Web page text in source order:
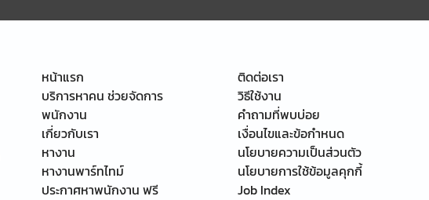
หน้าแรก
บริการหาคน ช่วยจัดการ
พนักงาน
เกี่ยวกับเรา
หางาน
หางานพาร์ทไทม์
ประกาศหาพนักงาน ฟรี
ติดต่อเรา
วิธีใช้งาน
คำถามที่พบบ่อย
เงื่อนไขและข้อกำหนด
นโยบายความเป็นส่วนตัว
นโยบายการใช้ข้อมูลคุกกี้
Job Index